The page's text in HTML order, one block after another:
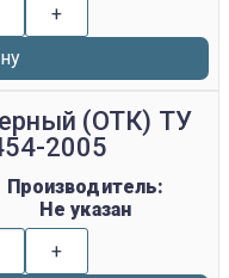
+
(ОТК) ТУ
2005
Производитель:
Не указан
+